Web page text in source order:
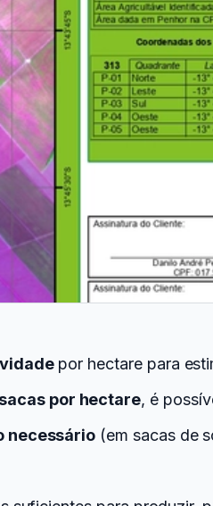
por hectare para
por hectare, é
necessário (em sacas de